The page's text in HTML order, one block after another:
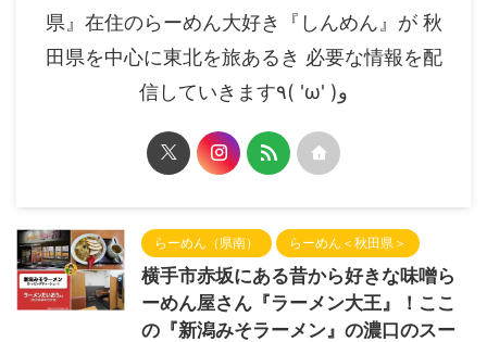
県』在住のらーめん大好き『しんめん』が 秋
田県を中心に東北を旅あるき 必要な情報を配
信していきます٩( 'ω' )و
らーめん（県南） らーめん＜秋田県＞
横手市赤坂にある昔から好きな味噌ら
ーめん屋さん『ラーメン大王』！ここ
の『新潟みそラーメン』の濃口のスー